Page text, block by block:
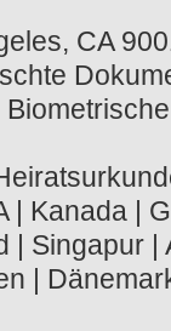
CA
| Kanada |
| Singapur
|